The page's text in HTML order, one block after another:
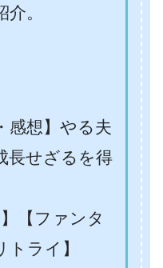
。
感想】やる夫
長せざるを得
【ファンタ
ライ】